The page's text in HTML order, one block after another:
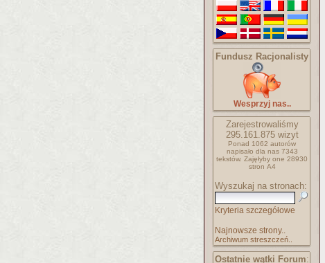
Fundusz Racjonalisty
Wesprzyj nas..
Zarejestrowaliśmy
295.161.875wizyt
Ponad 1062 autorów
napisało dla nas 7343
tekstów. Zajęłyby one 28930
stron A4
Wyszukaj na stronach:
Kryteria szczegółowe
Najnowsze strony..
Archiwum streszczeń..
Ostatnie wątki Forum: